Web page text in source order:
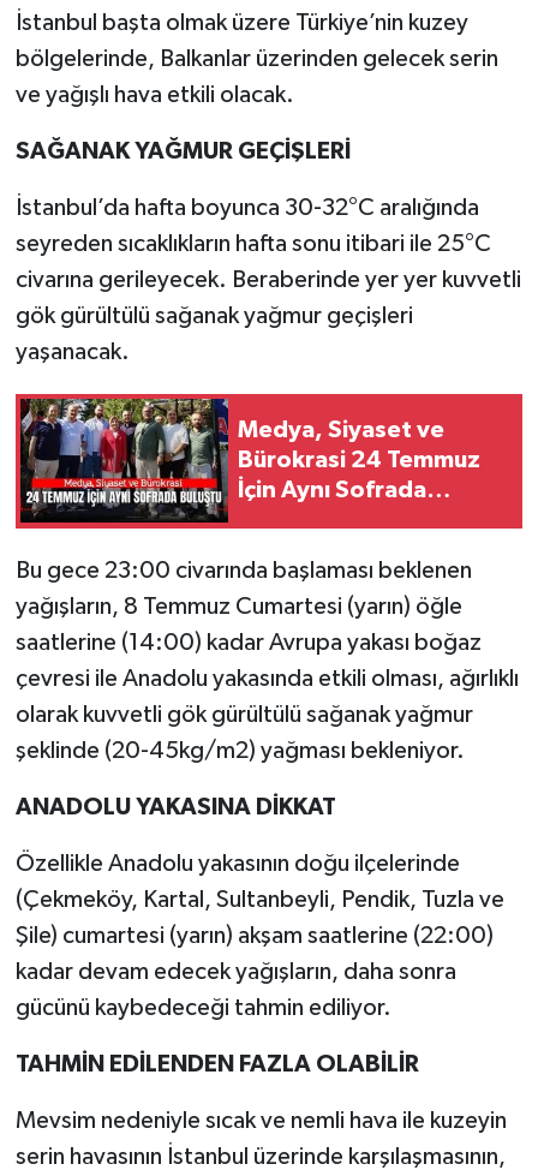
İstanbul başta olmak üzere Türkiye’nin kuzey
bölgelerinde, Balkanlar üzerinden gelecek serin
ve yağışlı hava etkili olacak.
SAĞANAK YAĞMUR GEÇİŞLERİ
İstanbul’da hafta boyunca 30-32°C aralığında
seyreden sıcaklıkların hafta sonu itibari ile 25°C
civarına gerileyecek. Beraberinde yer yer kuvvetli
gök gürültülü sağanak yağmur geçişleri
yaşanacak.
Medya, Siyaset ve
Bürokrasi 24 Temmuz
İçin Aynı Sofrada
Bu gece 23:00 civarında başlaması beklenen
yağışların, 8 Temmuz Cumartesi (yarın) öğle
saatlerine (14:00) kadar Avrupa yakası boğaz
çevresi ile Anadolu yakasında etkili olması, ağırlıklı
olarak kuvvetli gök gürültülü sağanak yağmur
şeklinde (20-45kg/m2) yağması bekleniyor.
ANADOLU YAKASINA DİKKAT
Özellikle Anadolu yakasının doğu ilçelerinde
(Çekmeköy, Kartal, Sultanbeyli, Pendik, Tuzla ve
Şile) cumartesi (yarın) akşam saatlerine (22:00)
kadar devam edecek yağışların, daha sonra
gücünü kaybedeceği tahmin ediliyor.
TAHMİN EDİLENDEN FAZLA OLABİLİR
Mevsim nedeniyle sıcak ve nemli hava ile kuzeyin
serin havasının İstanbul üzerinde karşılaşmasının,